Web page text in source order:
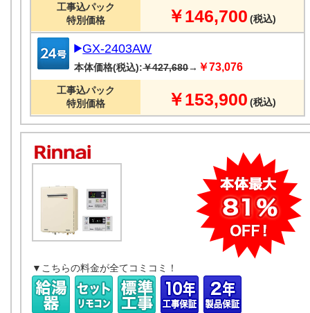
工事込パック
特別価格
￥146,700 (税込)
GX-2403AW
本体価格(税込):￥427,680→ ￥73,076
工事込パック
特別価格
￥153,900 (税込)
▼こちらの料金が全てコミコミ！